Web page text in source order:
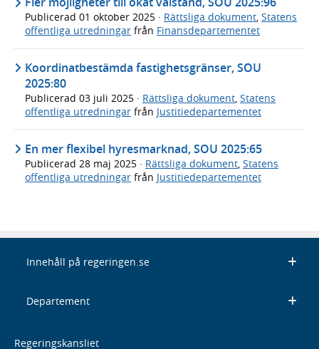
Publicerad 01 oktober 2025 · Rättsliga dokument, Statens
offentliga utredningar från Finansdepartementet
Koordinatbestämda fastighetsgränser, SOU
2025:80
Publicerad 03 juli 2025 · Rättsliga dokument, Statens
offentliga utredningar från Justitiedepartementet
En mer flexibel hyresmarknad, SOU 2025:65
Publicerad 28 maj 2025 · Rättsliga dokument Statens
offentliga utredningar från Justitiedepartementet
Innehåll på regeringen.se
Departement
Regeringskansliet